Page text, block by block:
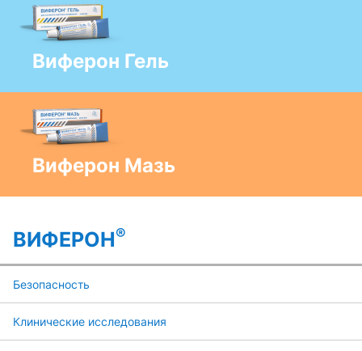
Виферон Гель
Виферон Мазь
ВИФЕРОН®
Безопасность
Клинические исследования